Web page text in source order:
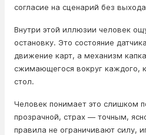
согласие на сценарий без
Внутри этой иллюзии человек
остановку. Это состояние
движение карт, а механизм
сжимающегося вокруг каждого,
стол.
Человек понимает это слишком
прозрачной, страх — точным,
правила не ограничивают силу,